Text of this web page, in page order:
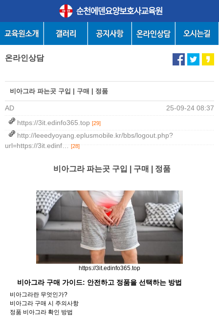
온라인상담
비아그라 파는곳 구입 | 구매 | 정품
AD
25-09-24 08:37
https://3it.edinfo365.top [29]
http://leeedyoyang.eplusmobile.kr/bbs/logout.php?
url=https://3it.edinf… [28]
비아그라 파는곳 구입 | 구매 | 정품
https://3it.edinfo365.top
비아그라 구매 가이드: 안전하고 정품을 선택하는 방법
비아그라란 무엇인가?
비아그라 구매 시 주의사항
정품 비아그라 확인 방법